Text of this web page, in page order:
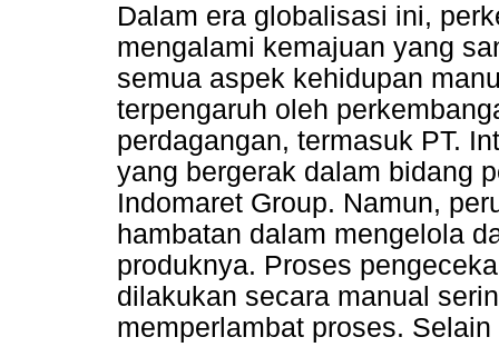
Dalam era globalisasi ini,
mengalami kemajuan yang
semua aspek kehidupan
terpengaruh oleh
perdagangan, termasuk PT.
yang bergerak dalam bidang
Indomaret Group. Namun,
hambatan dalam mengelola
produknya. Proses
dilakukan secara manual
memperlambat proses.